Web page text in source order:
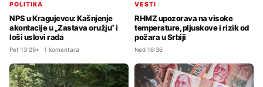
POLITIKA
NPS u Kragujevcu: Kašnjenje
akontacije u „Zastava oružju“ i
loši uslovi rada
Pet 13:29 1 komentara
VESTI
RHMZ upozorava na visoke
temperature, pljuskove i rizik od
požara u Srbiji
Ned 16:36